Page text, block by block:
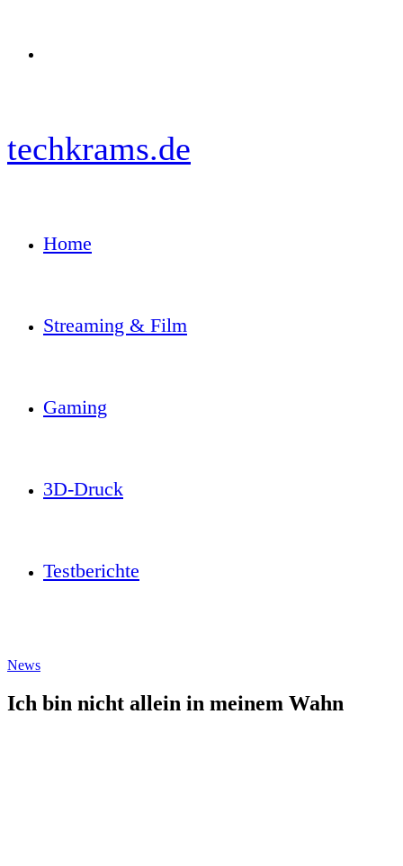
techkrams.de
Home
Streaming & Film
Gaming
3D-Druck
Testberichte
News
Ich bin nicht allein in meinem Wahn